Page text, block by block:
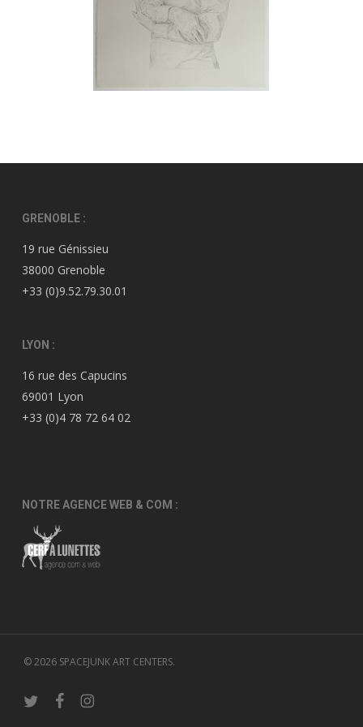
GRENOBLE :
19 rue Génissieu
38000 Grenoble
+33 (0)9.52.79.30.01
LYON :
16 rue des Capucins
69001 Lyon
+33 (0)4 78 72 64 02
NOTRE AGENCE WEB & COM :
© 2026 SPACEJUNK ART CENTERS.
twitter facebookinstagram